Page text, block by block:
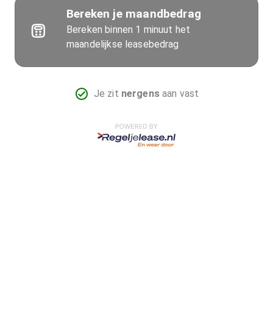
Bereken je maandbedrag
Bereken binnen 1 minuut het
maandelijkse leasebedrag
Je zit nergensaan vast